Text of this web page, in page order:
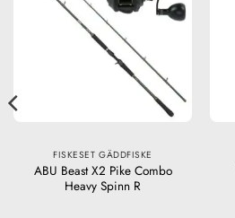
FISKESET GÄDDFISKE
ABU Beast X2 Pike Combo
Heavy Spinn R